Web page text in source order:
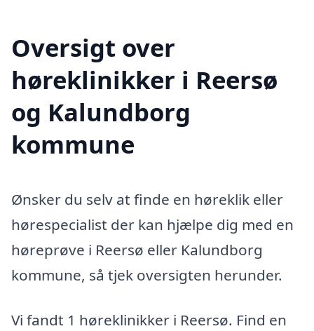
Oversigt over
høreklinikker i Reersø
og Kalundborg
kommune
Ønsker du selv at finde en høreklik eller
hørespecialist der kan hjælpe dig med en
høreprøve i Reersø eller Kalundborg
kommune, så tjek oversigten herunder.
Vi fandt 1 høreklinikker i Reersø. Find en